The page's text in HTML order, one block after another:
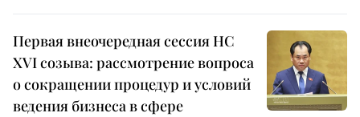
Первая внеочередная сессия НС
XVI созыва: рассмотрение вопроса
о сокращении процедур и условий
ведения бизнеса в сфере